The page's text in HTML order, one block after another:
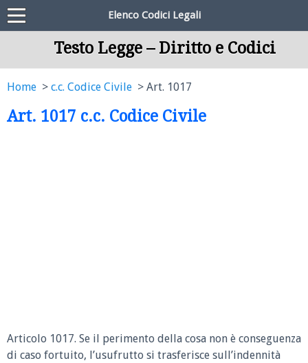
Elenco Codici Legali
Testo Legge – Diritto e Codici
Home c.c. Codice Civile Art. 1017
Art. 1017 c.c. Codice Civile
Articolo 1017. Se il perimento della cosa non è conseguenza
di caso fortuito, l’usufrutto si trasferisce sull’indennità